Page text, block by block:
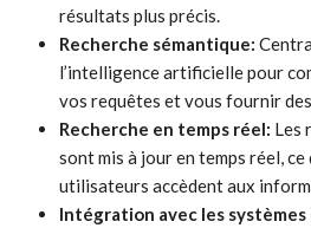
résultats plus précis.
Recherche sémantique:
l’intelligence artificielle pour
vos requêtes et vous fournir
Recherche en temps réel: Les
sont mis à jour en temps réel,
utilisateurs accèdent aux
Intégration avec les